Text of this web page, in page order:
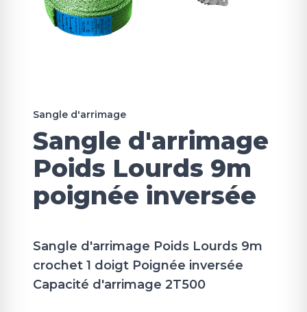
Sangle d'arrimage
Sangle d'arrimage
Poids Lourds 9m
poignée inversée
Sangle d'arrimage Poids Lourds 9m
crochet 1 doigt Poignée inversée
Capacité d'arrimage 2T500